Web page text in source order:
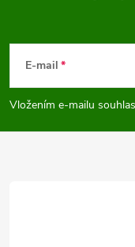
p
a
E-mail
Vložením e-mailu